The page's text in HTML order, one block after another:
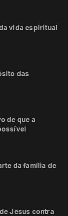
vida espiritual
das
de que a
da família de
Jesus contra